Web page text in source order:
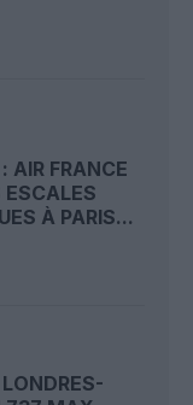
AIR FRANCE
ESCALES
À PARIS...